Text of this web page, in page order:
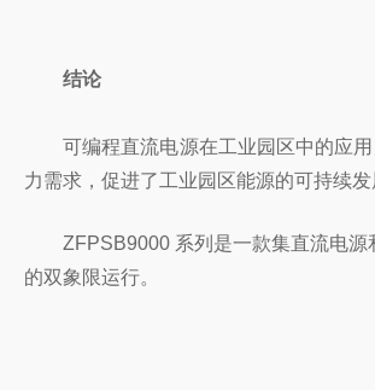
结论
可编程直流电源在工业园区中的应
力需求，促进了工业园区能源的可持续
ZFPSB9000 系列是一款集直流电
的双象限运行。